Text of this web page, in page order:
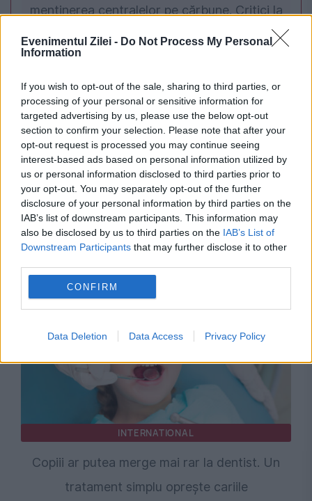
Evenimentul Zilei - Do Not Process My Personal
Information
If you wish to opt-out of the sale, sharing to third parties, or
processing of your personal or sensitive information for
targeted advertising by us, please use the below opt-out
section to confirm your selection. Please note that after your
opt-out request is processed you may continue seeing
interest-based ads based on personal information utilized by
us or personal information disclosed to third parties prior to
your opt-out. You may separately opt-out of the further
disclosure of your personal information by third parties on the
IAB’s list of downstream participants. This information may
also be disclosed by us to third parties on the IAB’s List of
Downstream Participants that may further disclose it to other
CONFIRM
Data Deletion Data Access Privacy Policy
menținerea centralelor pe cărbune. Critici la
adresa lui Bolojan
SOCIAL
Copiii din Europa, în cea mai slabă formă fizică
INTERNATIONAL
Copiii ar putea merge mai rar la dentist. Un
tratament simplu oprește cariile